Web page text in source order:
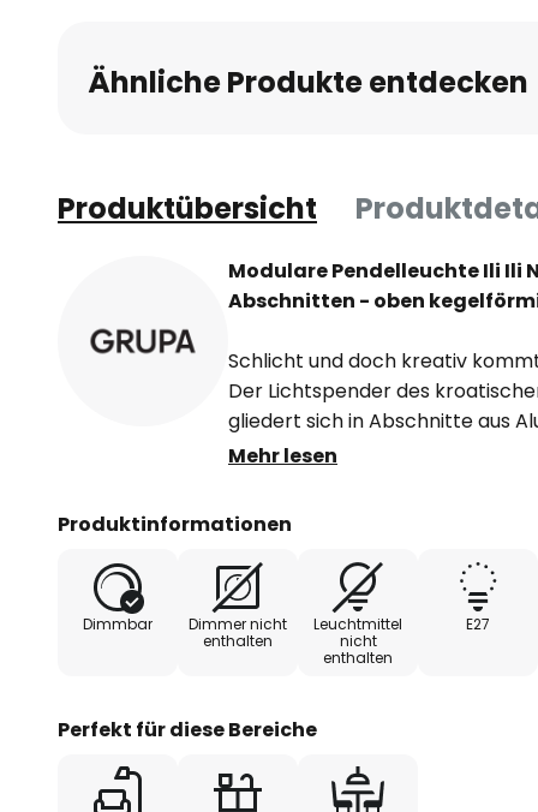
Ähnliche Produkte entdecken
Produktübersicht
Modulare Pendelleuchte Ili Ili
Abschnitten - oben
Schlicht und doch kreativ
Der Lichtspender des
gliedert sich in Abschnitte aus
Formen, Größen und Farben.
Lichtaustritt zulaufend. Ili Ili
Tischen und Tresen in
- in Europa gefertigt
Mehr lesen
Produktinformationen
Dimmbar
Dimmer nicht
enthalten
Leuchtmittel
nicht
enthalten
E27
Perfekt für diese Bereiche